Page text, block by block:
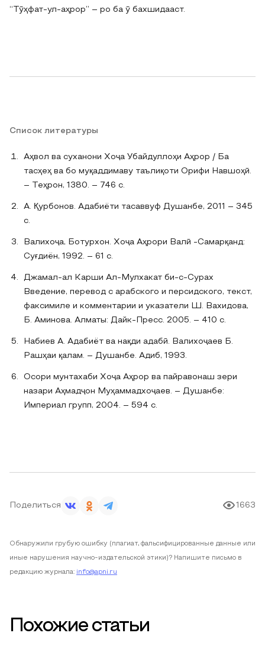
“Тӯҳфат-ул-аҳрор” – ро ба ӯ бахшидааст.
Список литературы
Аҳвол ва суханони Хоҷа Убайдуллоҳи Аҳрор / Ба
тасҳеҳ ва бо муқаддимаву таълиқоти Орифи Навшоҳӣ.
– Теҳрон, 1380. – 746 с.
А. Қурбонов. Адабиёти тасаввуф Душанбе, 2011 – 345
с.
Валихоҷа, Ботурхон. Хоҷа Аҳрори Валӣ -Самарқанд:
Суғдиён, 1992. – 61 с.
Джамал-ал Карши Ал-Мулхакат би-с-Сурах
Введение, перевод с арабского и персидского, текст,
факсимиле и комментарии и указатели Ш. Вахидова,
Б. Аминова. Алматы: Дайк-Пресс. 2005. – 410 с.
Набиев А. Адабиёт ва нақди адабӣ. Валихоҷаев Б.
Рашҳаи қалам. – Душанбе. Адиб, 1993.
Осори мунтахаби Хоҷа Аҳрор ва пайравонаш зери
назари Аҳмадҷон Муҳаммадхоҷаев. – Душанбе:
Империал групп, 2004. – 594 с.
Поделиться 1663
Обнаружили грубую ошибку (плагиат, фальсифицированные данные или
иные нарушения научно-издательской этики)? Напишите письмо в
редакцию журнала: info@apni.ru
Похожие статьи